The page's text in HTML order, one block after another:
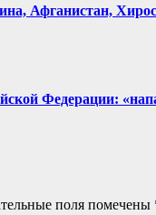
Афганистан,
Федерации:
поля помечены